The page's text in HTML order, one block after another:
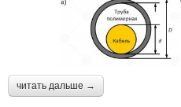
читать дальше →